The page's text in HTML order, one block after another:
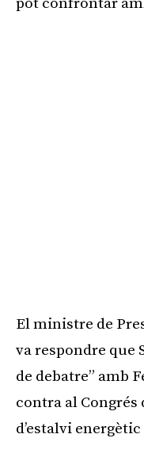
El ministre de
va respondre que
de debatre” amb
contra al Congrés
d’estalvi